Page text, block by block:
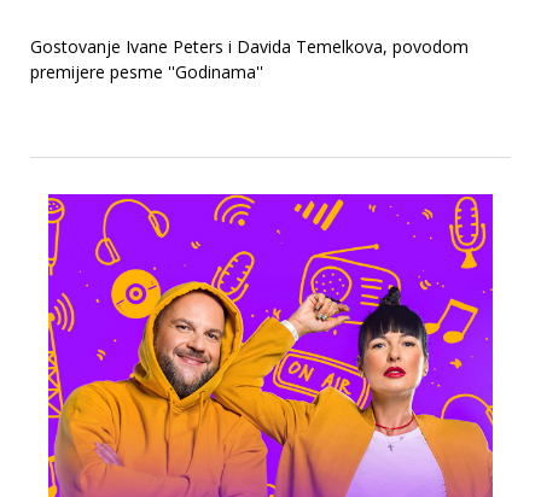
Gostovanje Ivane Peters i Davida Temelkova, povodom
premijere pesme ''Godinama''